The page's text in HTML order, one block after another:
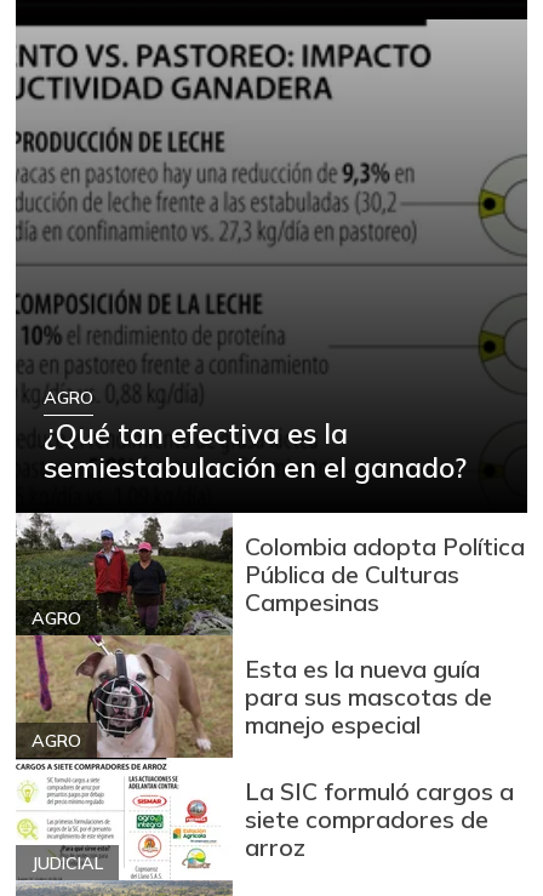
AGRO
¿Qué tan efectiva es la
semiestabulación en el ganado?
AGRO
Colombia adopta Política
Pública de Culturas
Campesinas
AGRO
Esta es la nueva guía
para sus mascotas de
manejo especial
JUDICIAL
La SIC formuló cargos a
siete compradores de
arroz